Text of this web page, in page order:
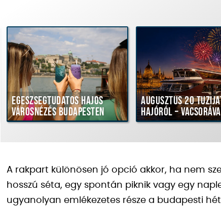
Egészségtudatos hajós
városnézés Budapesten
Augusztus 20
hajóról –
A rakpart különösen jó opció akkor, ha nem
hosszú séta, egy spontán piknik vagy egy
ugyanolyan emlékezetes része a budapesti